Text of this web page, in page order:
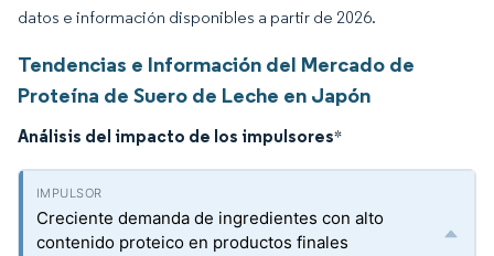
datos e información disponibles a partir de 2026.
Tendencias e Información del Mercado de
Proteína de Suero de Leche en Japón
Análisis del impacto de los impulsores*
Creciente demanda de ingredientes con alto
contenido proteico en productos finales